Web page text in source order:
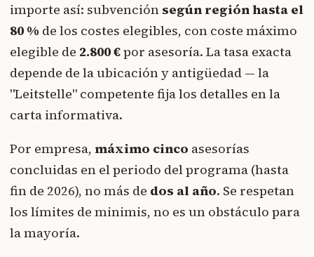
importe así: subvención según región hasta el
80 % de los costes elegibles, con coste máximo
elegible de 2.800 €por asesoría. La tasa exacta
depende de la ubicación y antigüedad — la
"Leitstelle" competente fija los detalles en la
carta informativa.
Por empresa, máximo cinco asesorías
concluidas en el periodo del programa (hasta
fin de 2026), no más de dos al año. Se respetan
los límites de minimis, no es un obstáculo para
la mayoría.